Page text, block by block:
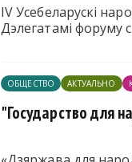
IV Усебеларускі
Дэлегатамі форуму
ОБЩЕСТВО АКТУАЛЬНО
"Государство для